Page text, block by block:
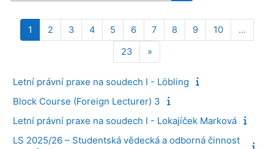
1 Stránka 1
2 Stránka 2
3Stránka 3
4Stránka 4
5 Stránka 5
6Stránka 6
7Stránka 7
8 Stránka 8
9Stránka 9
10Stránka 10
…
23Stránka 23
»
Letní právní praxe na soudech I - Löbling
Block Course (Foreign Lecturer) 3
Letní právní praxe na soudech I - Lokajíček Marková
LS 2025/26 – Studentská vědecká a odborná činnost